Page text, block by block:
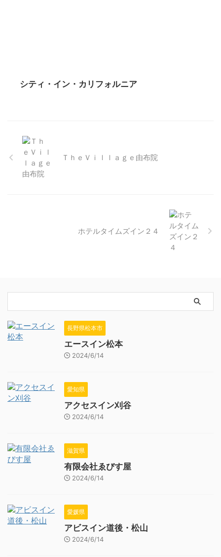
シティ・イン・カリフォルニア
ＴｈｅＶｉｌｌａｇｅ由布院
ホテルタイムズイン２４
長野県松本市
エースイン松本
2024/6/14
愛知県
アクセスイン刈谷
2024/6/14
滋賀県
有限会社ゑびす屋
2024/6/14
愛媛県
アビスイン道後・松山
2024/6/14